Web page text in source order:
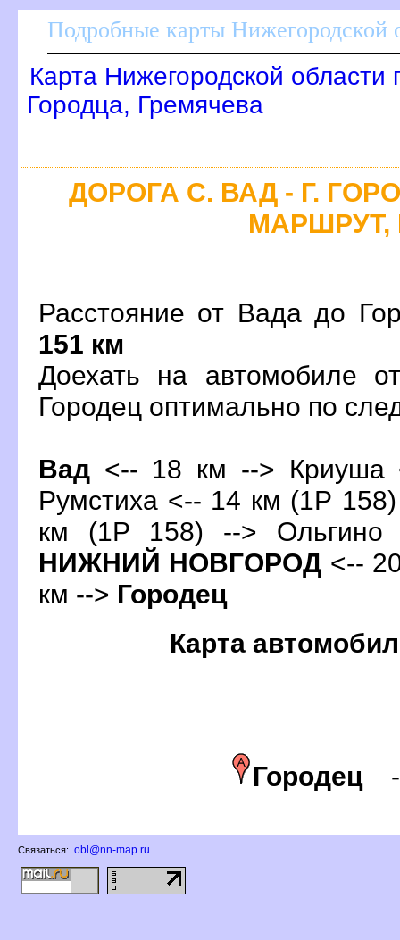
Подробные карты Нижегородской
Карта Нижегородской области
Городца, Гремячева
ДОРОГА С. ВАД - Г.
МАРШРУТ,
Расстояние от Вада до
151 км
Доехать на автомобиле
Городец оптимально по
ад <-- 18 км -->
Румстиха <-- 14 км (1Р
км (1Р 158) -->
НИЖНИЙ НОВГОРОД <--
км --> Городец
Карта
Городец
Связаться: obl@nn-map.ru